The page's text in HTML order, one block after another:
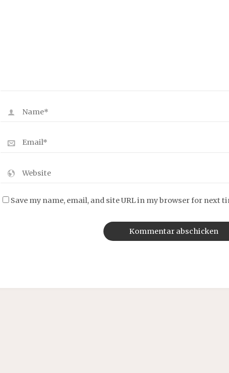
Save my name, email, and site URL in my browser for next